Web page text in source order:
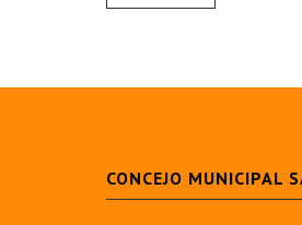
CONCEJO MUNICIPAL